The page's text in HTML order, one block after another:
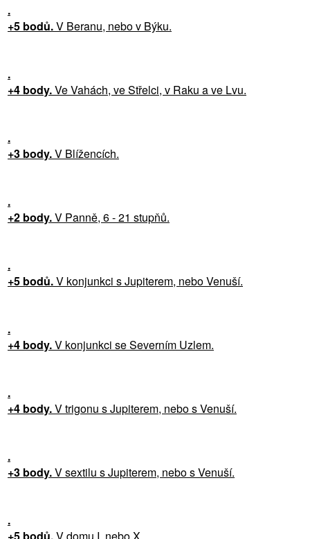
.
+5 bodů.V Beranu, nebo v Býku.
.
+4 body.Ve Vahách, ve Střelci, v Raku a ve Lvu.
.
+3 body.V Blížencích.
.
+2 body.V Panně, 6 - 21 stupňů.
.
+5 bodů.V konjunkci s Jupiterem, nebo Venuší.
.
+4 body.V konjunkci se Severním Uzlem.
.
+4 body.V trigonu s Jupiterem, nebo s Venuší.
.
+3 body.V sextilu s Jupiterem, nebo s Venuší.
.
+5 bodů.V domu I. nebo X.